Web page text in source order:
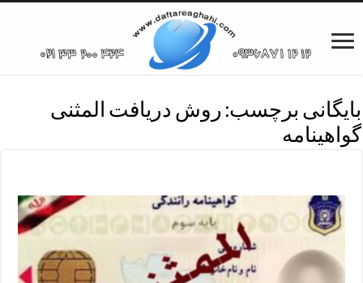
بایگانی برچسب: روش دریافت المثنی
گواهینامه